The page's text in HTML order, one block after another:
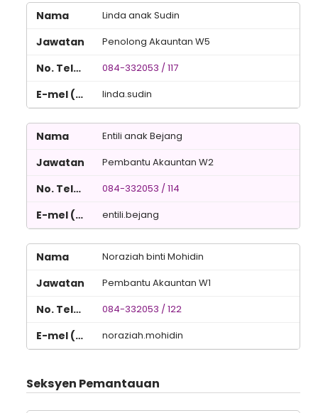
Linda anak Sudin
Penolong Akauntan W5
084-332053 / 117
linda.sudin
Entili anak Bejang
Pembantu Akauntan W2
084-332053 / 114
entili.bejang
Noraziah binti Mohidin
Pembantu Akauntan W1
084-332053 / 122
noraziah.mohidin
Seksyen Pemantauan